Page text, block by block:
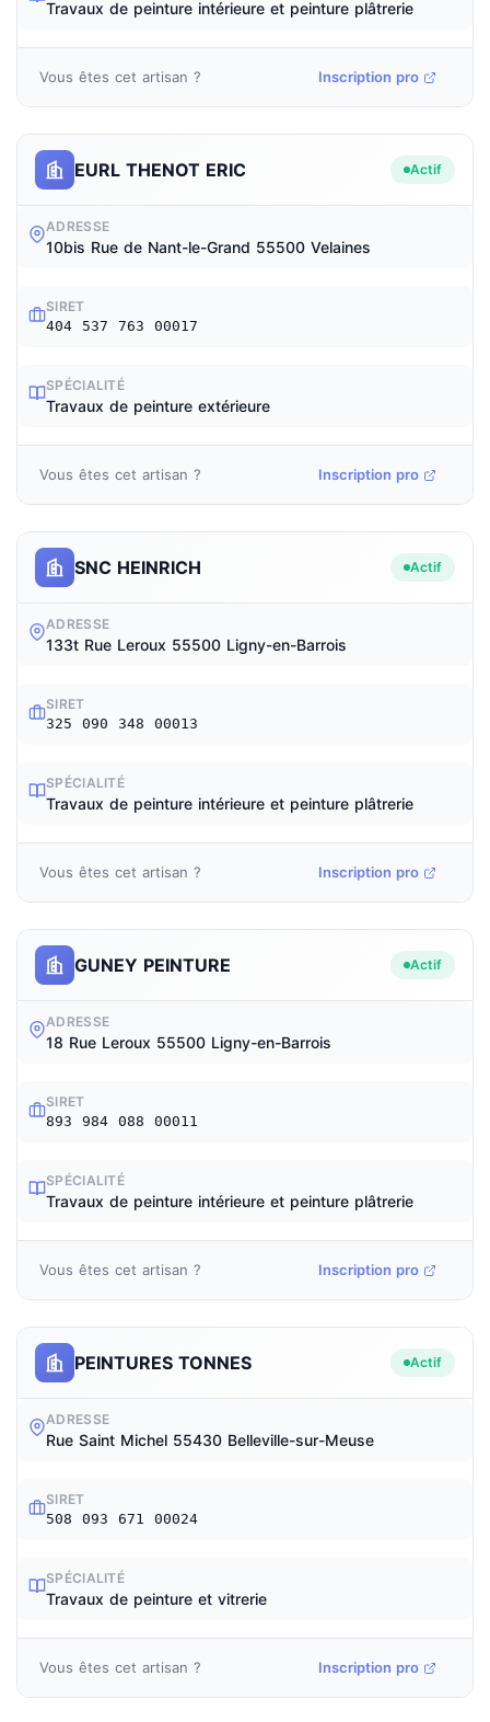
Travaux de peinture intérieure et peinture plâtrerie
Vous êtes cet artisan ? Inscription pro
EURL THENOT ERIC Actif
ADRESSE
10bis Rue de Nant-le-Grand 55500 Velaines
SIRET
404 537 763 00017
SPÉCIALITÉ
Travaux de peinture extérieure
Vous êtes cet artisan ? Inscription pro
SNC HEINRICH Actif
ADRESSE
133t Rue Leroux 55500 Ligny-en-Barrois
SIRET
325 090 348 00013
SPÉCIALITÉ
Travaux de peinture intérieure et peinture plâtrerie
Vous êtes cet artisan ? Inscription pro
GUNEY PEINTURE Actif
ADRESSE
18 Rue Leroux 55500 Ligny-en-Barrois
SIRET
893 984 088 00011
SPÉCIALITÉ
Travaux de peinture intérieure et peinture plâtrerie
Vous êtes cet artisan ? Inscription pro
PEINTURES TONNES Actif
ADRESSE
Rue Saint Michel 55430 Belleville-sur-Meuse
SIRET
508 093 671 00024
SPÉCIALITÉ
Travaux de peinture et vitrerie
Vous êtes cet artisan ? Inscription pro